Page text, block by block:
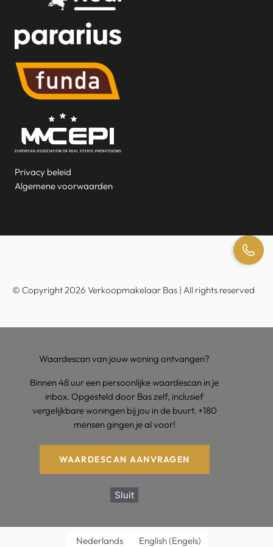
Privacy beleid
Algemene voorwaarden
© Copyright 2026 Verkoopmakelaar Bas | All rights reserved
Waardescan van jouw woning ontvangen?
Binnen 48 uur een persoonlijke waardescan in je
inbox. Opgesteld door Bas zelf, inclusief
vergelijkbare woningen bij jou in de buurt. +180
mensen gingen je al voor!
WAARDESCAN AANVRAGEN
Sluit
Nederlands English(Engels)